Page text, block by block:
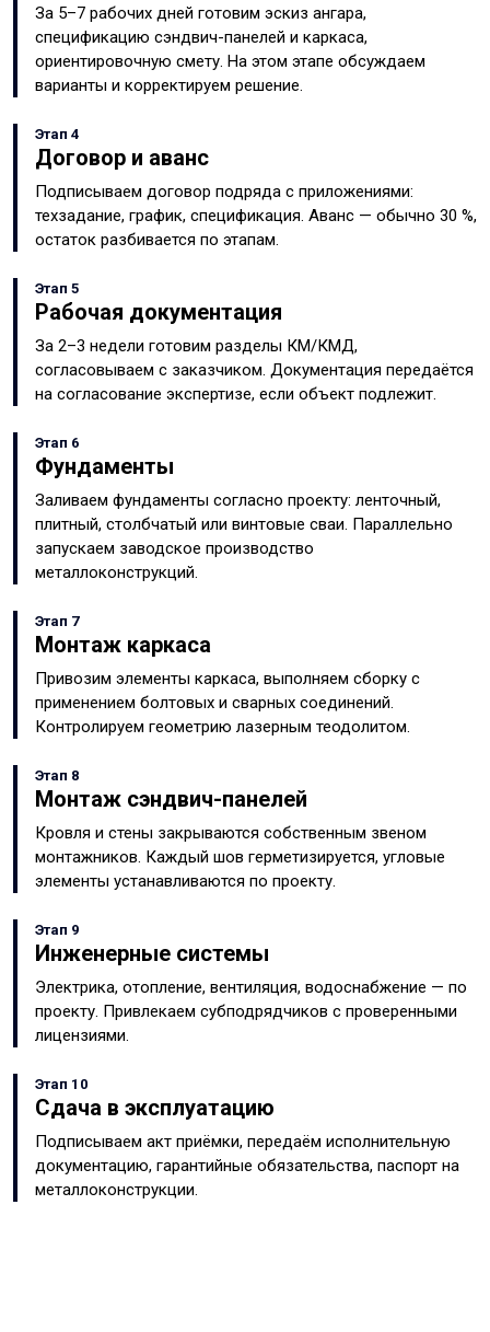
За 5–7 рабочих дней готовим эскиз ангара,
спецификацию сэндвич-панелей и каркаса,
ориентировочную смету. На этом этапе обсуждаем
варианты и корректируем решение.
Этап 4
Договор и аванс
Подписываем договор подряда с приложениями:
техзадание, график, спецификация. Аванс — обычно 30 %,
остаток разбивается по этапам.
Этап 5
Рабочая документация
За 2–3 недели готовим разделы КМ/КМД,
согласовываем с заказчиком. Документация передаётся
на согласование экспертизе, если объект подлежит.
Этап 6
Фундаменты
Заливаем фундаменты согласно проекту: ленточный,
плитный, столбчатый или винтовые сваи. Параллельно
запускаем заводское производство
металлоконструкций.
Этап 7
Монтаж каркаса
Привозим элементы каркаса, выполняем сборку с
применением болтовых и сварных соединений.
Контролируем геометрию лазерным теодолитом.
Этап 8
Монтаж сэндвич-панелей
Кровля и стены закрываются собственным звеном
монтажников. Каждый шов герметизируется, угловые
элементы устанавливаются по проекту.
Этап 9
Инженерные системы
Электрика, отопление, вентиляция, водоснабжение — по
проекту. Привлекаем субподрядчиков с проверенными
лицензиями.
Этап 10
Сдача в эксплуатацию
Подписываем акт приёмки, передаём исполнительную
документацию, гарантийные обязательства, паспорт на
металлоконструкции.